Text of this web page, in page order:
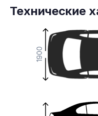
Технические
1900